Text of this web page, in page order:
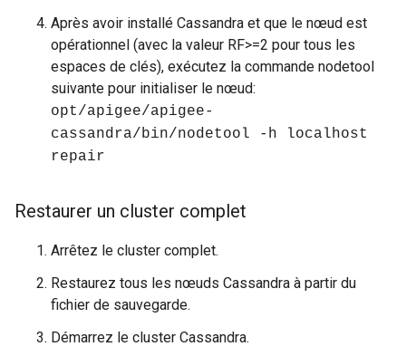
Après avoir installé Cassandra et que le nœud est
opérationnel (avec la valeur RF>=2 pour tous les
espaces de clés), exécutez la commande nodetool
suivante pour initialiser le nœud:
opt/apigee/apigee-
cassandra/bin/nodetool -h localhost
repair
Restaurer un cluster complet
Arrêtez le cluster complet.
Restaurez tous les nœuds Cassandra à partir du
fichier de sauvegarde.
Démarrez le cluster Cassandra.